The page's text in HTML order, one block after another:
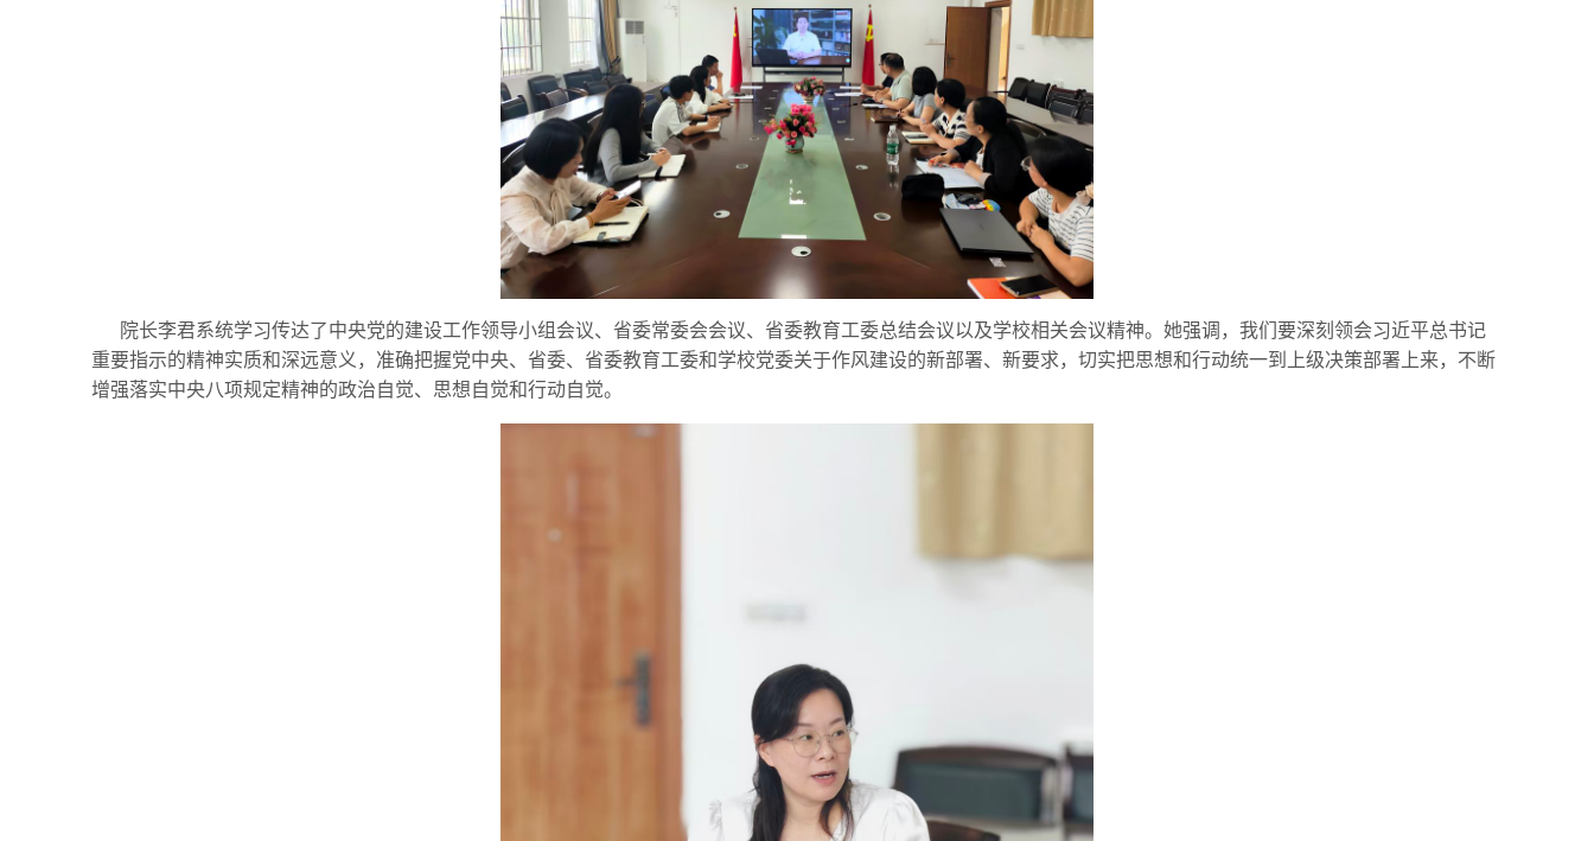
院长李君系统学习传达了中央党的建设工作领导小组会议、省委常委会会议、省委教育工委总结会议以及学校相关会议精神。她强调，我们要深刻领会习近平总书记
重要指示的精神实质和深远意义，准确把握党中央、省委、省委教育工委和学校党委关于作风建设的新部署、新要求，切实把思想和行动统一到上级决策部署上来，不断
增强落实中央八项规定精神的政治自觉、思想自觉和行动自觉。